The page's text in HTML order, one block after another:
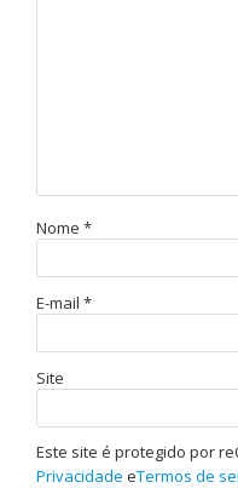
Nome *
E-mail *
Site
Este site é protegido por
Privacidade eTermos de